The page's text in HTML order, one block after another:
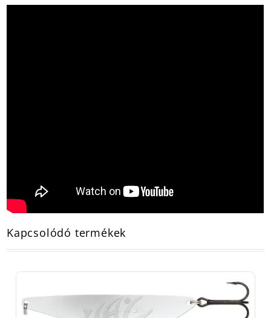
Kapcsolódó termékek